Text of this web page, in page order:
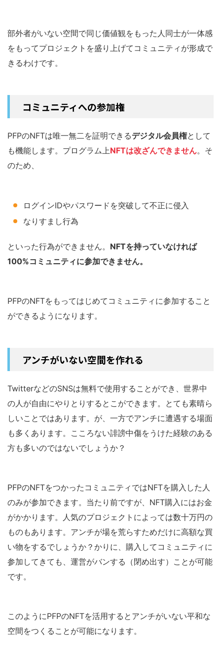
部外者がいない空間で同じ価値観をもった人同士が一体感
をもってプロジェクトを盛り上げてコミュニティが形成で
きるわけです。
コミュニティへの参加権
PFPのNFTは唯一無二を証明できるデジタル会員権として
も機能します。プログラム上NFTは改ざんできません。そ
のため、
ログインIDやパスワードを突破して不正に侵入
なりすまし行為
といった行為ができません。 NFTを持っていなければ
100%コミュニティに参加できません。
PFPのNFTをもってはじめてコミュニティに参加すること
ができるようになります。
アンチがいない空間を作れる
TwitterなどのSNSは無料で使用することができ、世界中
の人が自由にやりとりするとこができます。とても素晴ら
しいことではあります。が、一方でアンチに遭遇する場面
も多くあります。こころない誹謗中傷をうけた経験のある
方も多いのではないでしょうか？
PFPのNFTをつかったコミュニティではNFTを購入した人
のみが参加できます。当たり前ですが、NFT購入にはお金
がかかります。人気のプロジェクトによっては数十万円の
ものもあります。アンチが場を荒らすためだけに高額な買
い物をするでしょうか？かりに、購入してコミュニティに
参加してきても、運営がバンする（閉め出す）ことが可能
です。
このようにPFPのNFTを活用するとアンチがいない平和な
空間をつくることが可能になります。